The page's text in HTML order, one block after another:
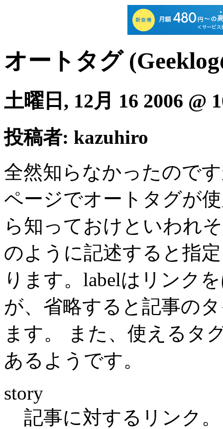
オートタグ
土曜日, 12月 16 2006 @
投稿者: kazuhiro
全然知らなかったので
ページでオートタグが
ら知っておけといわれ
のように記述すると指
ります。labelはリンク
が、省略すると記事の
ます。 また、使えるタ
あるようです。
story
記事に対するリンク。